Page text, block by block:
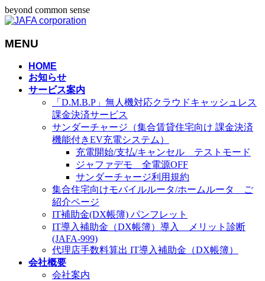
beyond common sense
MENU
HOME
お知らせ
サービス案内
「D.M.B.P」無人機対応クラウドキャッシュレス
課金決済サービス
サンダーチャージ（集合賃貸住宅向け 課金決済
機能付きEV充電システム）
充電開始/支払/キャンセル テストモード
ジャファデモ 全電源OFF
サンダーチャージ利用規約
集合住宅向けモバイルルータ/ホームルータ ご
紹介ページ
IT補助金(DX帳簿) パンフレット
IT導入補助金（DX帳簿）導入 メリット診断
(JAFA-999)
代理店手数料算出 IT導入補助金（DX帳簿）
会社概要
会社案内